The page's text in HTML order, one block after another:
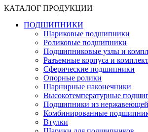
КАТАЛОГ ПРОДУКЦИИ
ПОДШИПНИКИ
Шариковые подшипники
Роликовые подшипники
Подшипниковые узлы и
Разъемные корпуса и
Сферические подшипники
Опорные ролики
Шарнирные наконечники
Высокотемпературные
Подшипники из нержавеющей
Комбинированные
Втулки